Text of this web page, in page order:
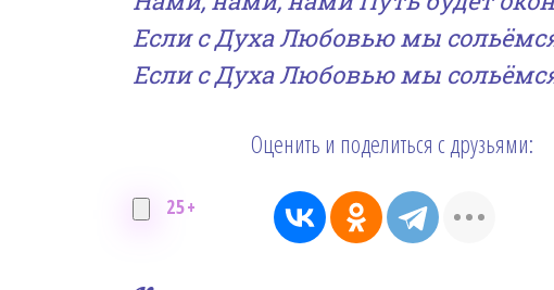
Если с Духа Любовью мы
Если с Духа Любовью мы
25+
Оценить и поделиться с друзьями: